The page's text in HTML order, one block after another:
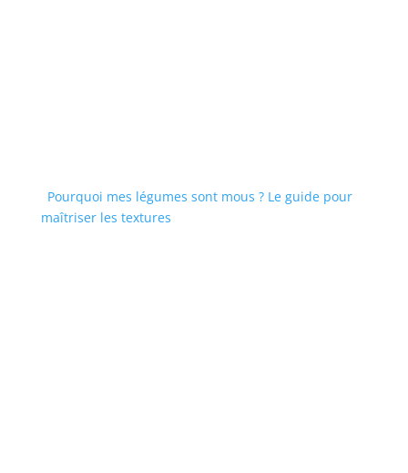
Pourquoi mes légumes sont mous ? Le guide pour
maîtriser les textures